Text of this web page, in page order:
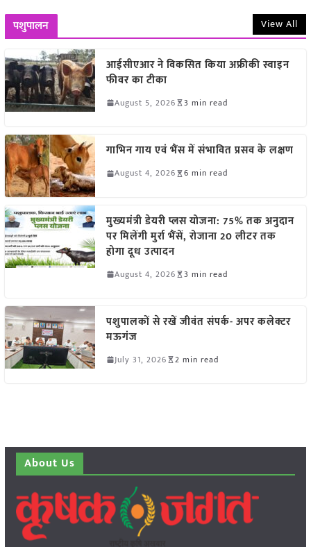
पशुपालन View All
आईसीएआर ने विकसित किया अफ्रीकी स्वाइन
फीवर का टीका
August 5, 2026 3 min read
गाभिन गाय एवं भैंस में संभावित प्रसव के लक्षण
August 4, 2026 6 min read
मुख्यमंत्री डेयरी प्लस योजना: 75% तक अनुदान
पर मिलेंगी मुर्रा भैंसें, रोजाना 20 लीटर तक
होगा दूध उत्पादन
August 4, 2026 3 min read
पशुपालकों से रखें जीवंत संपर्क- अपर कलेक्टर
मऊगंज
July 31, 2026 2 min read
About Us